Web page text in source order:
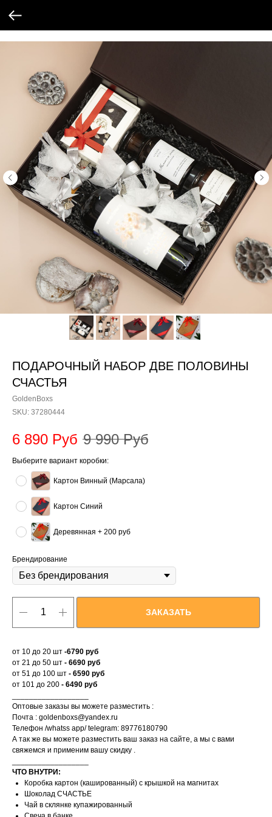
ПОДАРОЧНЫЙ НАБОР ДВЕ ПОЛОВИНЫ
СЧАСТЬЯ
GoldenBoxs
SKU: 37280444
6 890 Руб 9 990 Руб
Выберите вариант коробки:
Картон Винный (Марсала)
Картон Синий
Деревянная + 200 руб
Брендирование
ЗАКАЗАТЬ
от 10 до 20 шт -6790 руб
от 21 до 50 шт - 6690 руб
от 51 до 100 шт - 6590 руб
от 101 до 200 - 6490 руб
Оптовые заказы вы можете разместить :
Почта : goldenboxs@yandex.ru
Телефон /whatss app/ telegram: 89776180790
А так же вы можете разместить ваш заказ на сайте, а мы с вами
свяжемся и применим вашу скидку .
ЧТО ВНУТРИ:
Коробка картон (кашированный) с крышкой на магнитах
Шоколад СЧАСТЬЕ
Чай в склянке купажированный